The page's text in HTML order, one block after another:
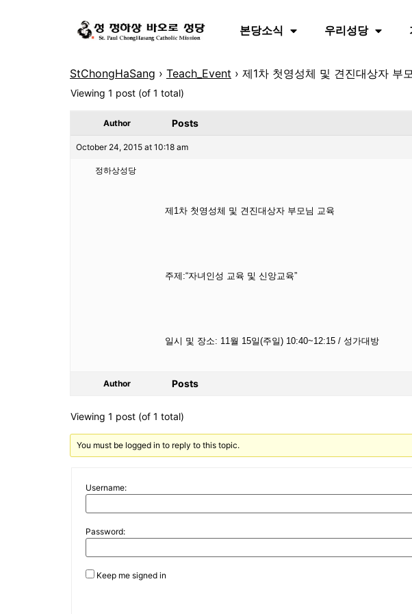
본당소식 우리성당
StChongHaSang › Teach_Event › 제1차 첫영성체 및 견진대상자 부
Viewing 1 post (of 1 total)
Author Posts
October 24, 2015 at 10:18 am
정하상성당
제1차 첫영성체 및 견진대상자 부모님 교육
주제:“자녀인성 교육 및 신앙교육”
일시 및 장소: 11월 15일(주일) 10:40~12:15 / 성가대방
Author Posts
Viewing 1 post (of 1 total)
You must be logged in to reply to this topic.
Username:
Password:
Keep me signed in